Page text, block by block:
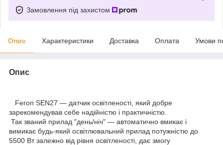
Замовлення під захистом
Опис Характеристики Доставка Оплата Умови
Опис
Feron SEN27 — датчик освітленості, який добре
зарекомендував себе надійністю і практичністю.
Так званий прилад "день/ніч" — автоматично вмикає і
вимикає будь-який освітлювальний прилад потужністю до
5500 Вт залежно від рівня освітленості, дає змогу